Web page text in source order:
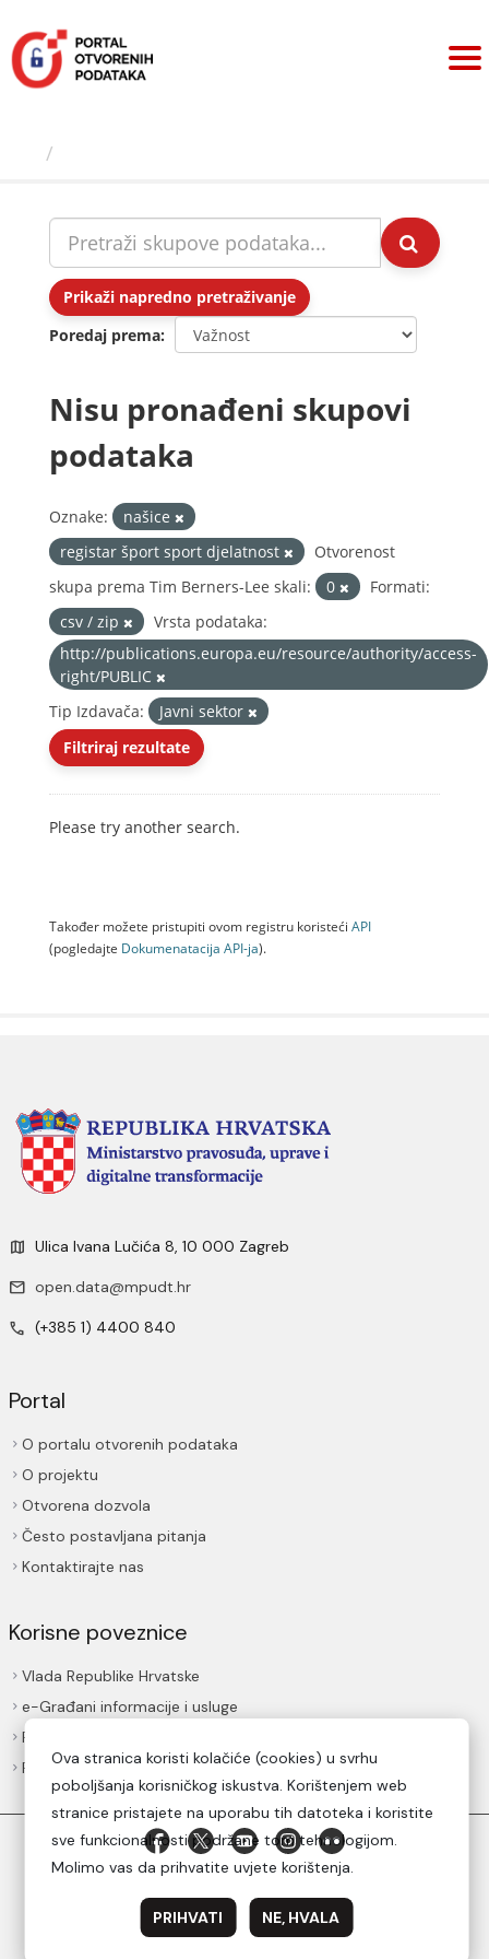
sadržaj
Prikaži napredno pretraživanje
Poredaj prema
Nisu pronađeni skupovi
podataka
Oznake:
našice
registar šport sport djelatnost
Otvorenost
skupa prema Tim Berners-Lee skali:
0
Formati:
csv / zip
Vrsta podataka:
http://publications.europa.eu/resource/authority/access-
right/PUBLIC
Tip Izdavača:
Javni sektor
Filtriraj rezultate
Please try another search.
Također možete pristupiti ovom registru koristeći API
(pogledajte Dokumenаtаcijа API-jа).